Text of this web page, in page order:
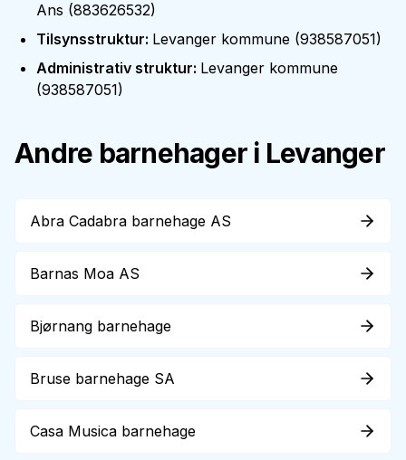
Ans (883626532)
Tilsynsstruktur: Levanger kommune (938587051)
Administrativ struktur: Levanger kommune
(938587051)
Andre barnehager i Levanger
Abra Cadabra barnehage AS
Barnas Moa AS
Bjørnang barnehage
Bruse barnehage SA
Casa Musica barnehage